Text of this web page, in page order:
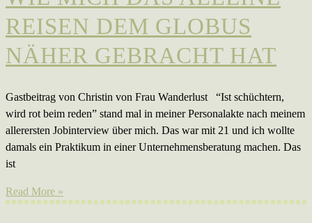
REISEN DEM GLOBUS
NÄHER GEBRACHT HAT
Gastbeitrag von Christin von Frau Wanderlust “Ist schüchtern,
wird rot beim reden” stand mal in meiner Personalakte nach meinem
allerersten Jobinterview über mich. Das war mit 21 und ich wollte
damals ein Praktikum in einer Unternehmensberatung machen. Das
ist
Read More »